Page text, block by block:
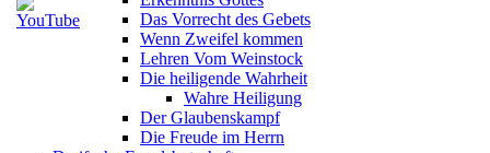
Das Vorrecht des Gebets
Wenn Zweifel kommen
Lehren Vom Weinstock
Die heiligende Wahrheit
Wahre Heiligung
Der Glaubenskampf
Die Freude im Herrn